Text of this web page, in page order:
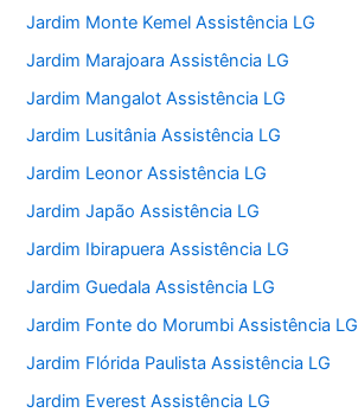
Jardim Monte Kemel Assistência LG
Jardim Marajoara Assistência LG
Jardim Mangalot Assistência LG
Jardim Lusitânia Assistência LG
Jardim Leonor Assistência LG
Jardim Japão Assistência LG
Jardim Ibirapuera Assistência LG
Jardim Guedala Assistência LG
Jardim Fonte do Morumbi Assistência LG
Jardim Flórida Paulista Assistência LG
Jardim Everest Assistência LG